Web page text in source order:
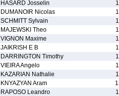
HASARD Josselin
DUMANOIR Nicolas
SCHMITT Sylvain
MAJEWSKI Theo
VIGNON Maxime
JAIKRISH E B
DARRINGTON Timothy
VIEIRA Angelo
KAZARIAN Nathalie
KNYAZYAN Aram
RAPOSO Leandro